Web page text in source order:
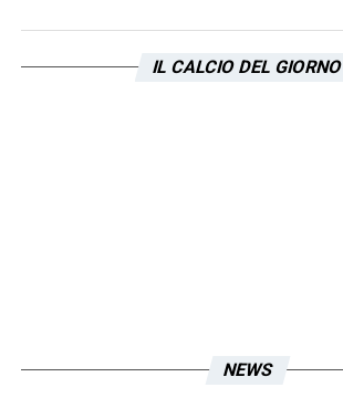
IL CALCIO DEL GIORNO
NEWS